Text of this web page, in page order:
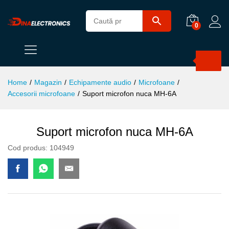
0
Home / Magazin / Echipamente audio / Microfoane /
Accesorii microfoane / Suport microfon nuca MH-6A
Suport microfon nuca MH-6A
Cod produs: 104949